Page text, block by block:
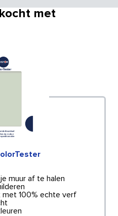
met
muur af te halen
met 100% echte verf